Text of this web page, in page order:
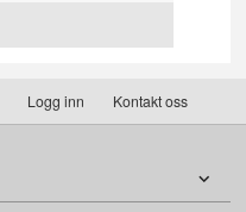
Logg inn Kontakt oss